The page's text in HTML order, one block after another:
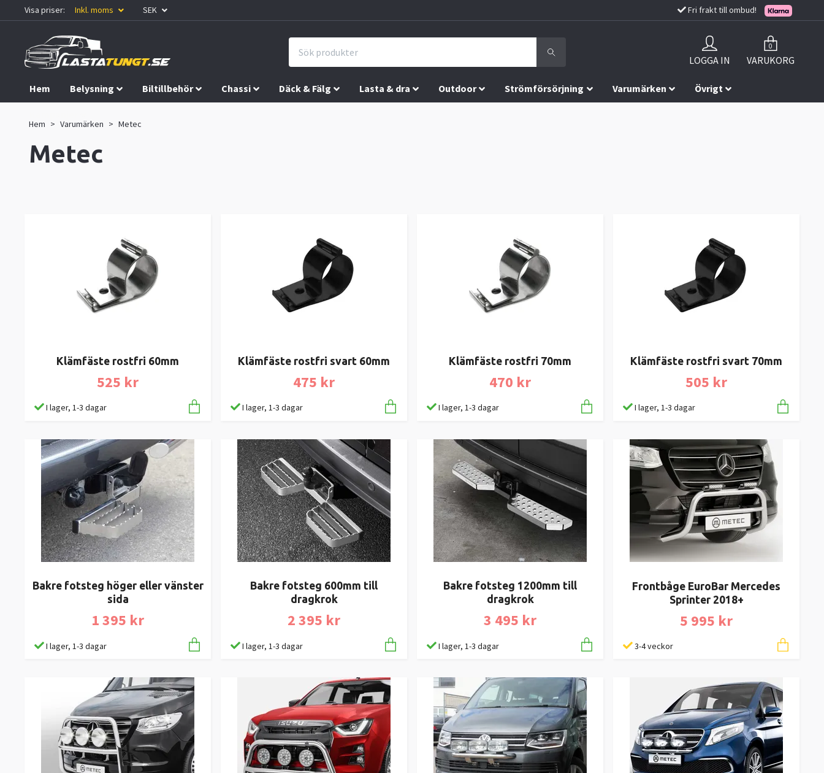
Visa priser: Inkl. moms SEK Fri frakt till ombud!
LOGGA IN
0
VARUKORG
Hem Belysning Biltillbehör Chassi Däck & Fälg Lasta & dra Outdoor Strömförsörjning Varumärken Övrigt
Hem Varumärken Metec
Metec
Klämfäste rostfri 60mm
525 kr
I lager, 1-3 dagar
Klämfäste rostfri svart 60mm
475 kr
I lager, 1-3 dagar
Klämfäste rostfri 70mm
470 kr
I lager, 1-3 dagar
Klämfäste rostfri svart 70mm
505 kr
I lager, 1-3 dagar
Bakre fotsteg höger eller vänster
sida
1 395 kr
I lager, 1-3 dagar
Bakre fotsteg 600mm till
dragkrok
2 395 kr
I lager, 1-3 dagar
Bakre fotsteg 1200mm till
dragkrok
3 495 kr
I lager, 1-3 dagar
Frontbåge EuroBar Mercedes
Sprinter 2018+
5 995 kr
3-4 veckor